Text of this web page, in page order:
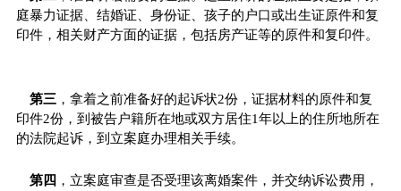
庭暴力证据、结婚证、身份证、孩子的户口或出生证原件和复
印件，相关财产方面的证据，包括房产证等的原件和复印件。
第三，拿着之前准备好的起诉状2份，证据材料的原件和复
印件2份，到被告户籍所在地或双方居住1年以上的住所地所在
的法院起诉，到立案庭办理相关手续。
第四 ，立案庭审查是否受理该离婚案件，并交纳诉讼费用，